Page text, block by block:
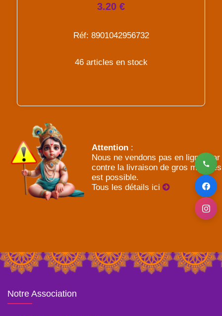
3.20 €
Réf: 8901042956732
46 articles en stock
Attention :
Nous ne vendons pas en ligne, par
contre la livraison de gros meubles
est possible.
Tous les détails ici
Notre Association